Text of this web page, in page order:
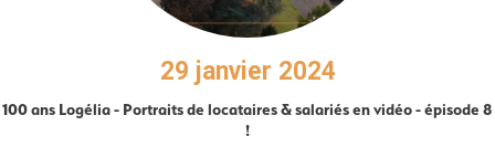
29 janvier 2024
100 ans Logélia - Portraits de locataires & salariés en vidéo - épisode 8
!